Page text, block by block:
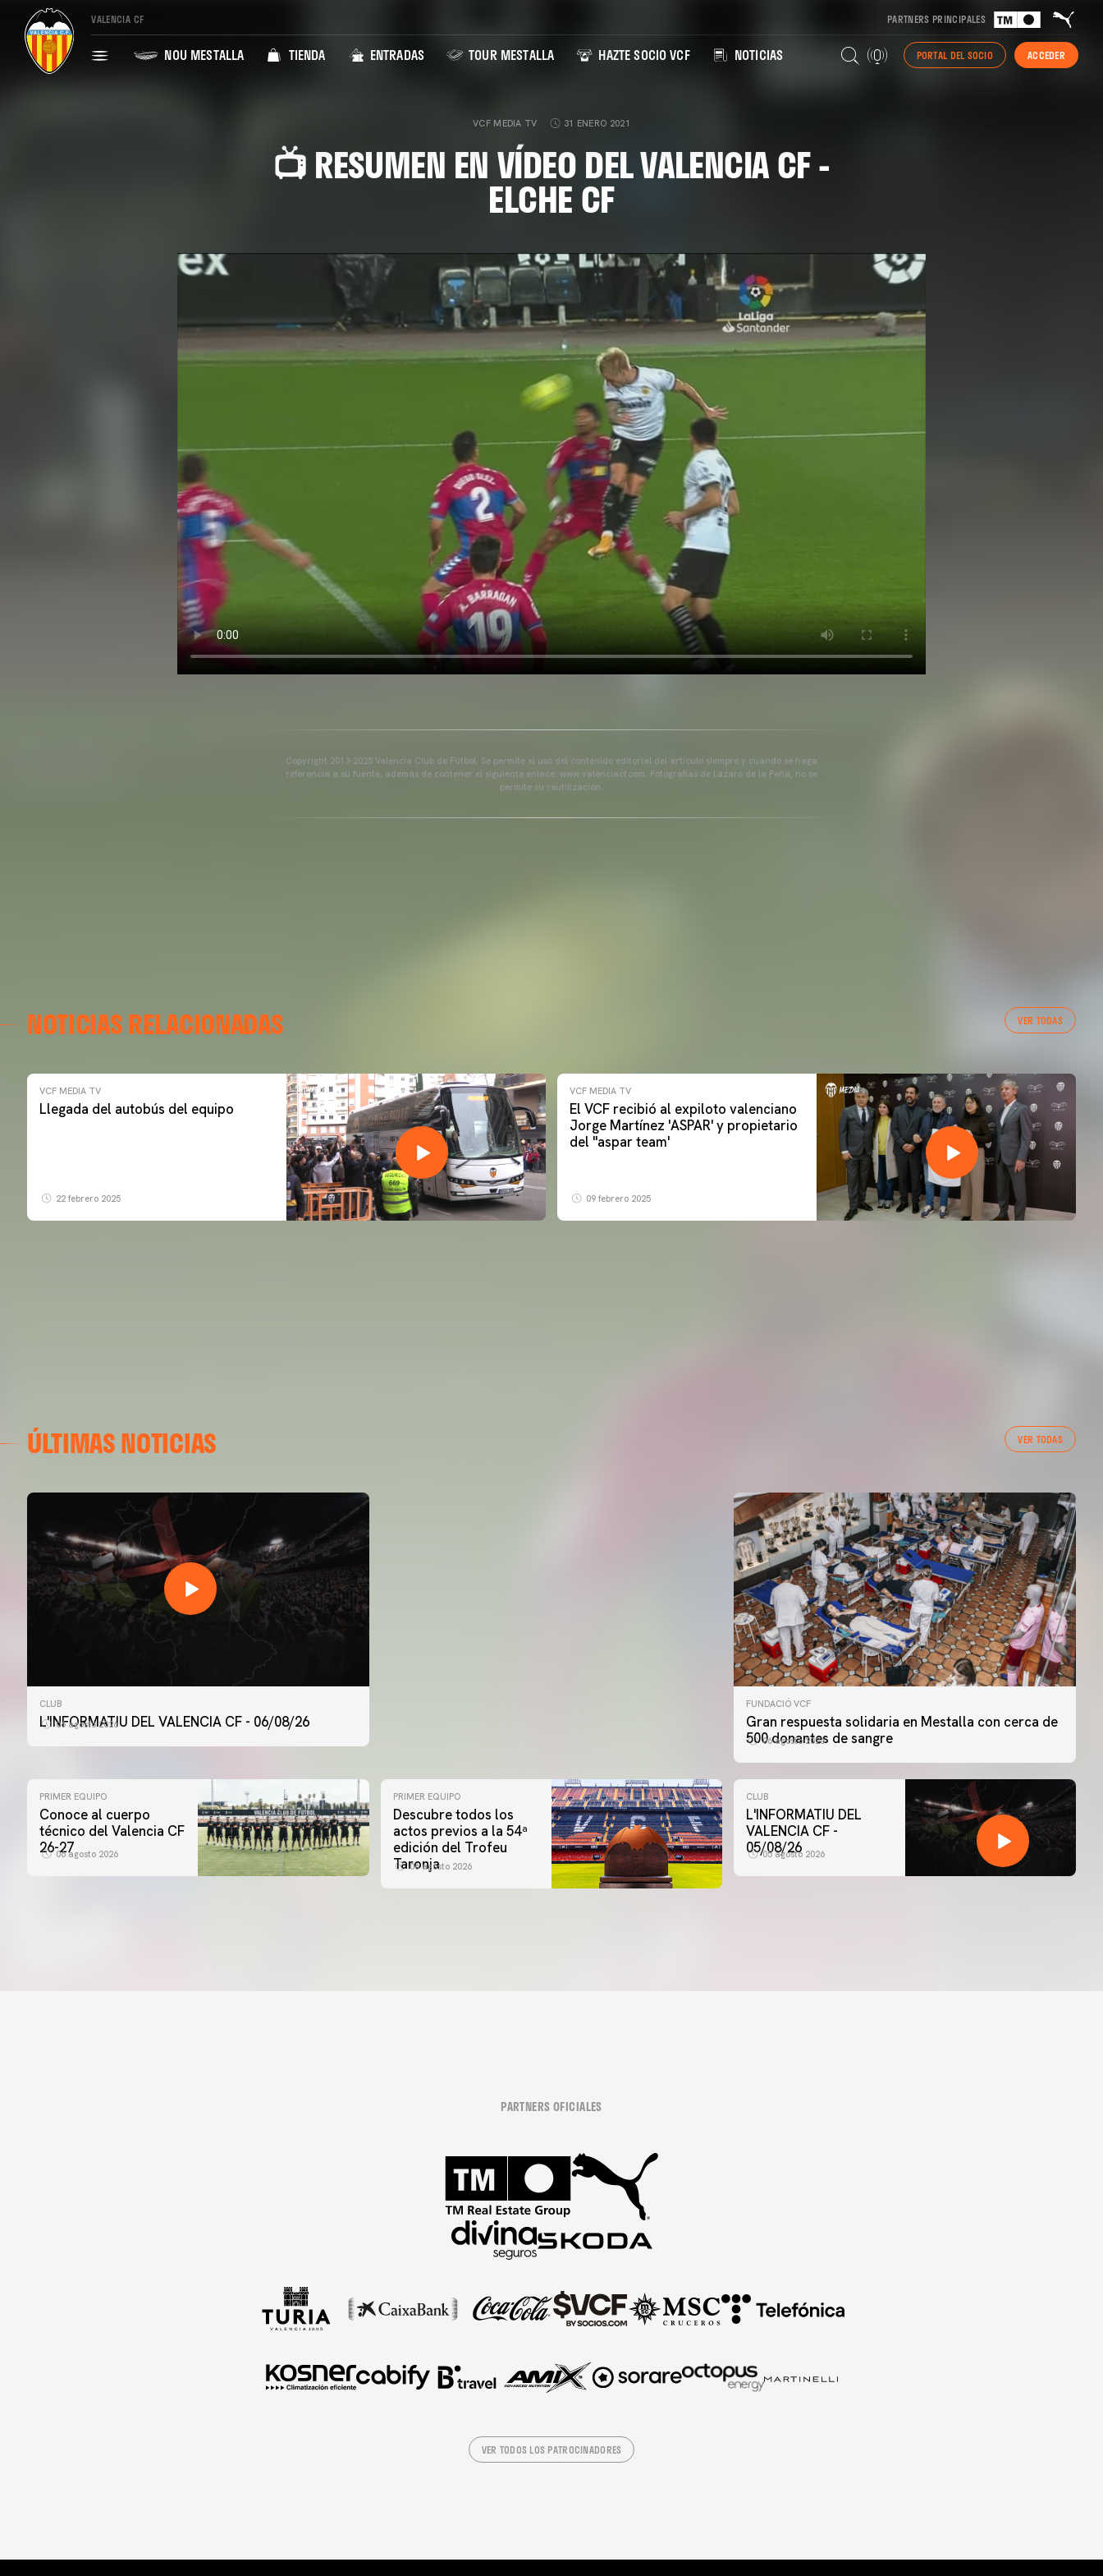
VALENCIA CF PARTNERS PRINCIPALES
NOU MESTALLA TIENDA ENTRADAS TOUR MESTALLA HAZTE SOCIO VCF NOTICIAS PORTAL DEL SOCIO ACCEDER
VCF MEDIA TV 31 ENERO 2021
📺 RESUMEN EN VÍDEO DEL VALENCIA CF -
ELCHE CF
Copyright 2013-2025 Valencia Club de Fútbol. Se permite el uso del contenido editorial del artículo siempre y cuando se haga
referencia a su fuente, además de contener el siguiente enlace: www.valenciacf.com. Fotografías de Lázaro de la Peña, no se
permite su reutilización.
NOTICIAS RELACIONADAS VER TODAS
VCF MEDIA TV
Llegada del autobús del equipo
22 febrero 2025
VCF MEDIA TV
El VCF recibió al expiloto valenciano
Jorge Martínez 'ASPAR' y propietario
del ''aspar team'
09 febrero 2025
ÚLTIMAS NOTICIAS VER TODAS
CLUB
L'INFORMATIU DEL VALENCIA CF - 06/08/26
06 agosto 2026
FUNDACIÓ VCF
Gran respuesta solidaria en Mestalla con cerca de
500 donantes de sangre
06 agosto 2026
PRIMER EQUIPO
Conoce al cuerpo
técnico del Valencia CF
26-27
06 agosto 2026
PRIMER EQUIPO
Descubre todos los
actos previos a la 54ª
edición del Trofeu
Taronja
06 agosto 2026
CLUB
L'INFORMATIU DEL
VALENCIA CF -
05/08/26
05 agosto 2026
PARTNERS OFICIALES
VER TODOS LOS PATROCINADORES